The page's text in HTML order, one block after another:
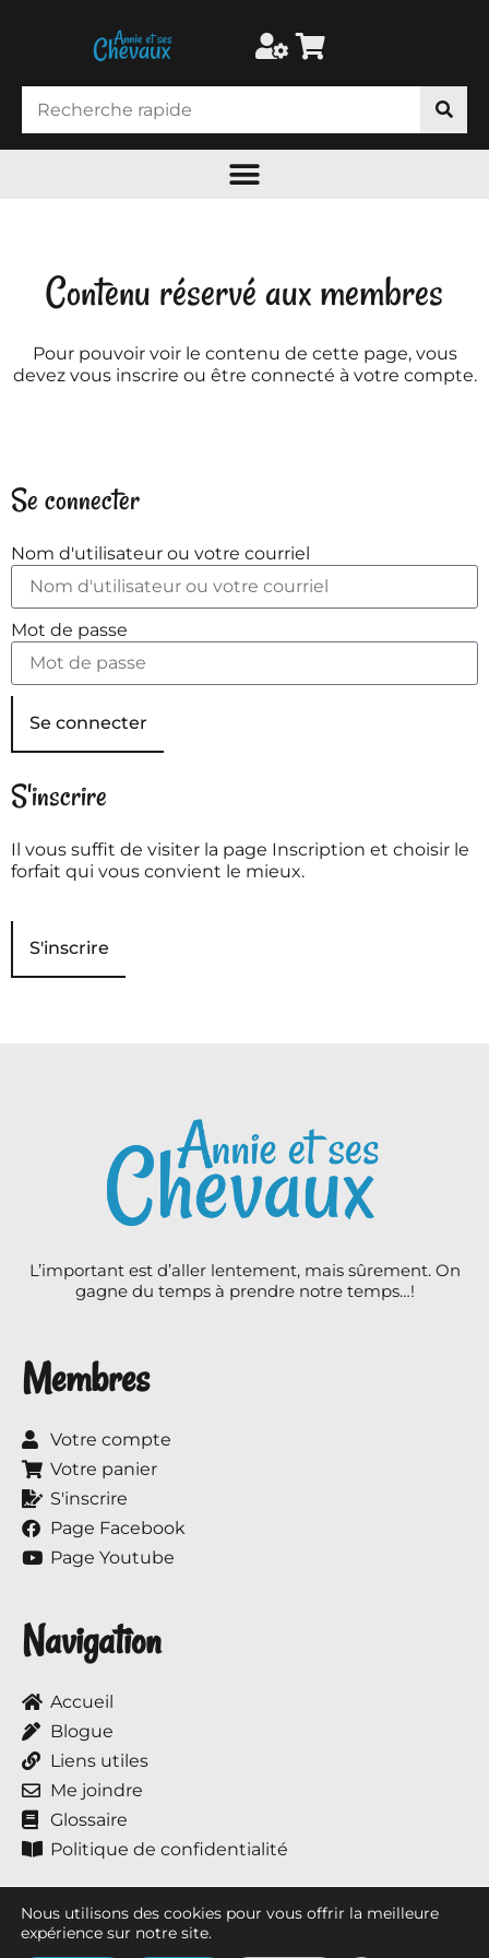
Contenu réservé aux membres
Pour pouvoir voir le contenu de cette page, vous
devez vous inscrire ou être connecté à votre compte.
Se connecter
Nom d'utilisateur ou votre courriel
Mot de passe
Se connecter
S'inscrire
Il vous suffit de visiter la page Inscription et choisir le
forfait qui vous convient le mieux.
S'inscrire
L’important est d’aller lentement, mais sûrement. On
gagne du temps à prendre notre temps…!
Membres
Votre compte
Votre panier
S'inscrire
Page Facebook
Page Youtube
Navigation
Accueil
Blogue
Liens utiles
Me joindre
Glossaire
Politique de confidentialité
Nous utilisons des cookies pour vous offrir la meilleure
expérience sur notre site.